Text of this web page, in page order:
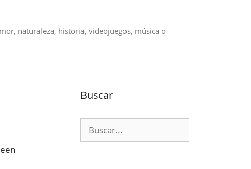
naturaleza, historia, videojuegos, música o
Buscar